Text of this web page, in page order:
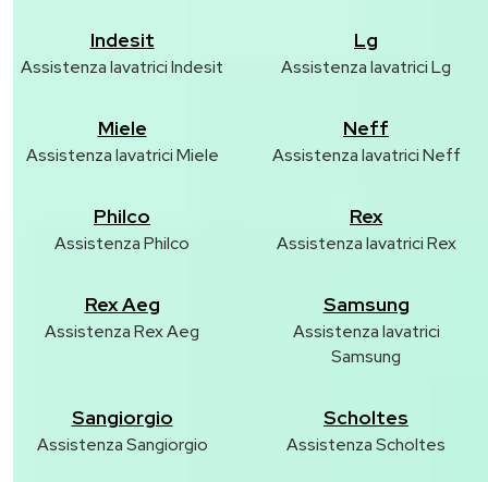
Indesit
Assistenza lavatrici Indesit
Lg
Assistenza lavatrici Lg
Miele
Assistenza lavatrici Miele
Neff
Assistenza lavatrici Neff
Philco
Assistenza Philco
Rex
Assistenza lavatrici Rex
Rex Aeg
Assistenza Rex Aeg
Samsung
Assistenza lavatrici
Samsung
Sangiorgio
Assistenza Sangiorgio
Scholtes
Assistenza Scholtes